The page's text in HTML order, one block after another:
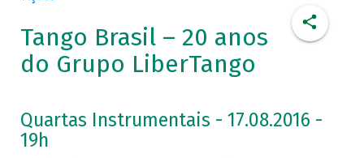
Tango Brasil – 20 anos
do Grupo LiberTango
Quartas Instrumentais - 17.08.2016 -
19h